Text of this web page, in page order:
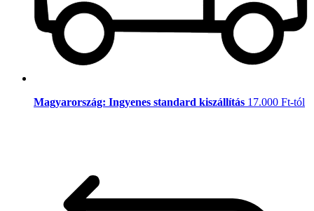
Magyarország: Ingyenes standard kiszállítás 17.000 Ft-tól